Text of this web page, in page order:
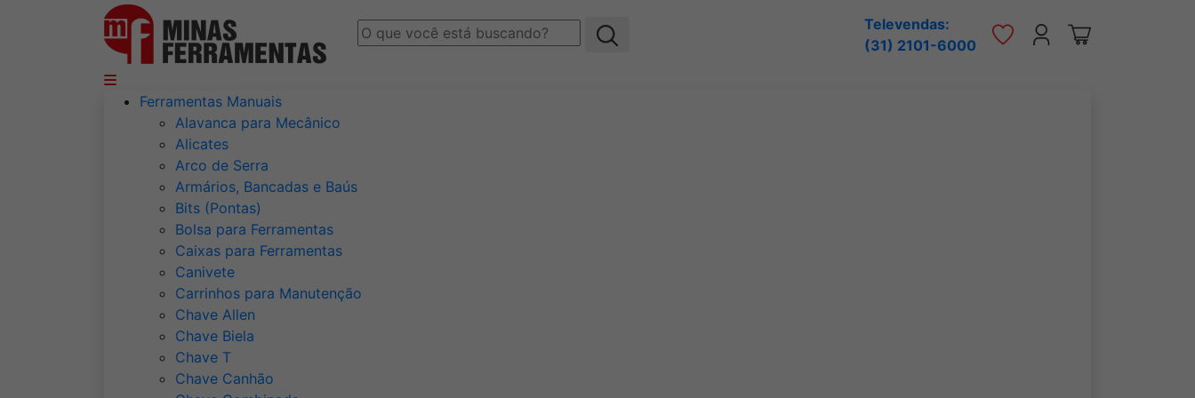
Televendas:
(31) 2101-6000
Ferramentas Manuais
Alavanca para Mecânico
Alicates
Arco de Serra
Armários, Bancadas e Baús
Bits (Pontas)
Bolsa para Ferramentas
Caixas para Ferramentas
Canivete
Carrinhos para Manutenção
Chave Allen
Chave Biela
Chave T
Chave Canhão